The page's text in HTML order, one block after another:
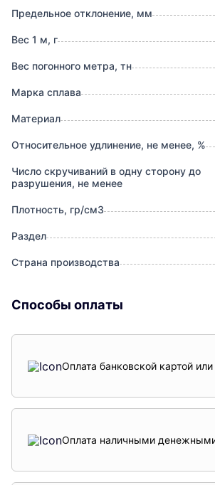
Предельное отклонение, мм
Вес 1 м, г
Вес погонного метра, тн
Марка сплава
Материал
Относительное удлинение, не менее, %
Число скручиваний в одну сторону до
разрушения, не менее
Плотность, гр/см3
Раздел
Страна производства
Способы оплаты
Оплата банковской картой
Оплата наличными